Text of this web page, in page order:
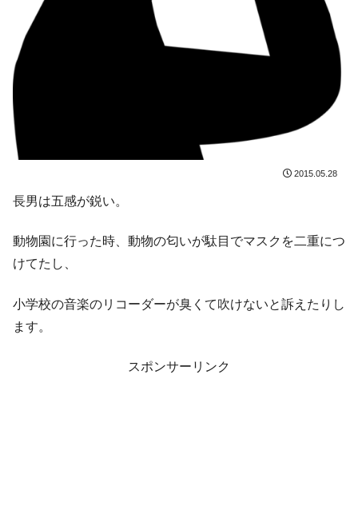
2015.05.28
長男は五感が鋭い。
動物園に行った時、動物の匂いが駄目でマスクを二重につ
けてたし、
小学校の音楽のリコーダーが臭くて吹けないと訴えたりし
ます。
スポンサーリンク